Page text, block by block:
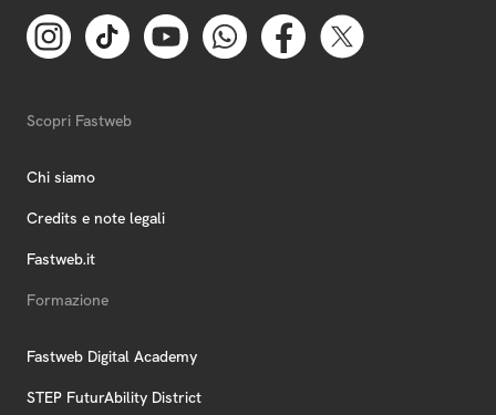
Scopri Fastweb
Chi siamo
Credits e note legali
Fastweb.it
Formazione
Fastweb Digital Academy
STEP FuturAbility District